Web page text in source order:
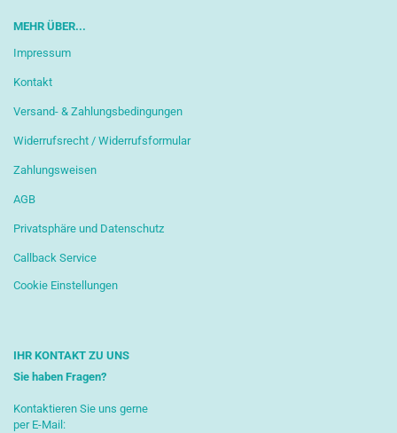
MEHR ÜBER...
Impressum
Kontakt
Versand- & Zahlungsbedingungen
Widerrufsrecht / Widerrufsformular
Zahlungsweisen
AGB
Privatsphäre und Datenschutz
Callback Service
Cookie Einstellungen
IHR KONTAKT ZU UNS
Sie haben Fragen?
Kontaktieren Sie uns gerne
per E-Mail: